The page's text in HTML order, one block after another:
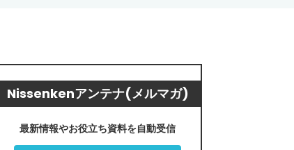
Nissenkenアンテナ(メルマガ)
最新情報やお役立ち資料を自動受信